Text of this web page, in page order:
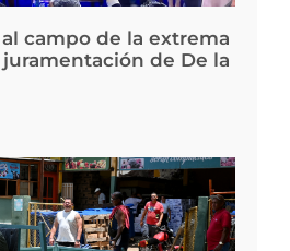
campo de la extrema
de De la